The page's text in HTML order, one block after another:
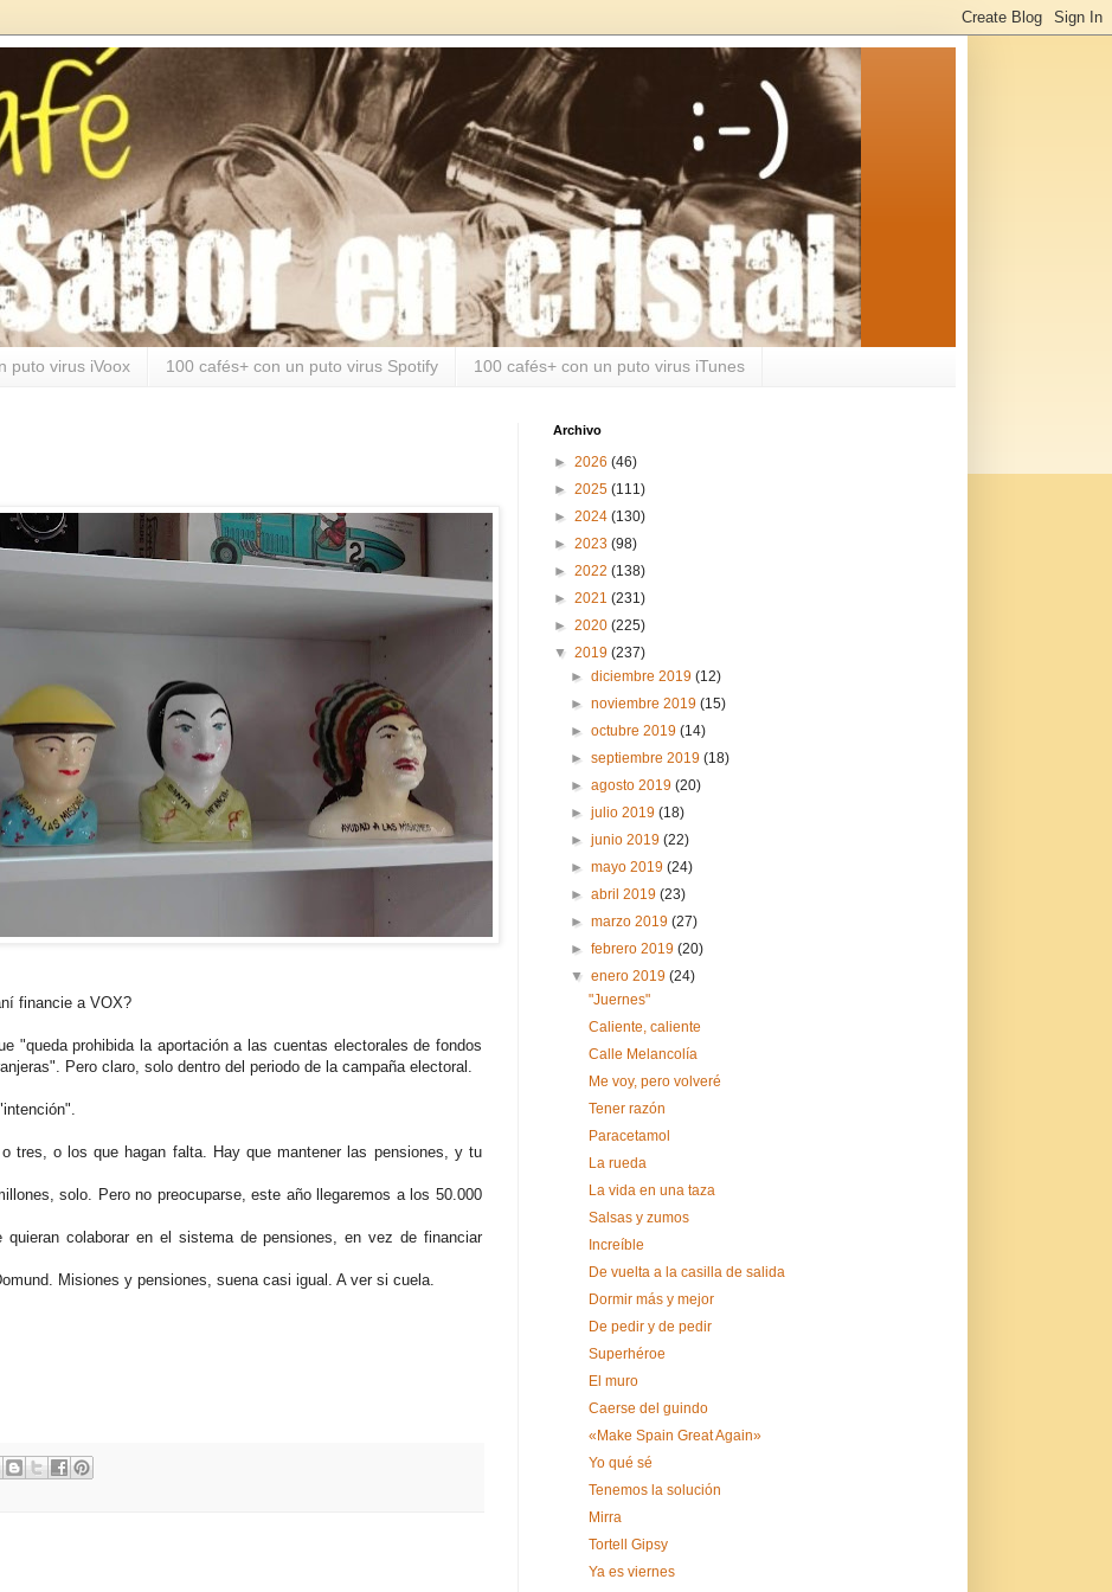
puto virus iVoox 100 cafés+ con un puto virus Spotify 100 cafés+ con un puto virus iTunes
financie a VOX?
"queda prohibida la aportación a las cuentas electorales de fondos
Pero claro, solo dentro del periodo de la campaña electoral.
tres, o los que hagan falta. Hay que mantener las pensiones, y tu
solo. Pero no preocuparse, este año llegaremos a los 50.000
colaborar en el sistema de pensiones, en vez de financiar
Misiones y pensiones, suena casi igual. A ver si cuela.
Archivo
► 2026 (46)
► 2025 (111)
► 2024 (130)
► 2023 (98)
► 2022 (138)
► 2021 (231)
► 2020 (225)
▼ 2019 (237)
►diciembre 2019(12)
►noviembre 2019(15)
►octubre 2019(14)
►septiembre 2019(18)
►agosto 2019(20)
►julio 2019(18)
►junio 2019(22)
►mayo 2019(24)
►abril 2019(23)
►marzo 2019(27)
►febrero 2019(20)
▼enero 2019(24)
"Juernes"
Caliente, caliente
Calle Melancolía
Me voy, pero volveré
Tener razón
Paracetamol
La rueda
La vida en una taza
Salsas y zumos
Increíble
De vuelta a la casilla de salida
Dormir más y mejor
De pedir y de pedir
Superhéroe
El muro
Caerse del guindo
«Make Spain Great Again»
Yo qué sé
Tenemos la solución
Mirra
Tortell Gipsy
Ya es viernes